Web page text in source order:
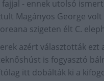
- ennek utolsó
Magányos George volt
szigeten élt C.
azért választották
is fogyasztó
itt dobálták ki a